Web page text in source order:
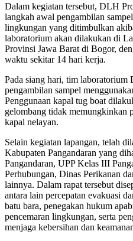
Dalam kegiatan tersebut, DLH
langkah awal pengambilan
lingkungan yang ditimbulkan
laboratorium akan dilakukan di
Provinsi Jawa Barat di Bogor,
waktu sekitar 14 hari kerja.
Pada siang hari, tim
pengambilan sampel
Penggunaan kapal tug boat
gelombang tidak memungkinkan
kapal nelayan.
Selain kegiatan lapangan, telah
Kabupaten Pangandaran yang
Pangandaran, UPP Kelas III
Perhubungan, Dinas Perikanan
lainnya. Dalam rapat tersebut
antara lain percepatan evakuasi
batu bara, penegakan hukum
pencemaran lingkungan, serta
menjaga kebersihan dan